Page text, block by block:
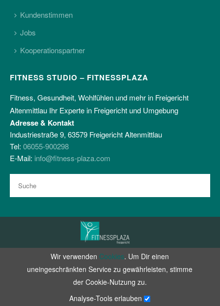
Kundenstimmen
Jobs
Kooperationspartner
FITNESS STUDIO – FITNESSPLAZA
Fitness, Gesundheit, Wohlfühlen und mehr in Freigericht
Altenmittlau Ihr Experte in Freigericht und Umgebung
Adresse & Kontakt
Industriestraße 9, 63579 Freigericht Altenmittlau
Tel: 06055-900298
E-Mail: info@fitness-plaza.com
Zertifiziert durch RehaVitalisPlus e.V.
facebook
instagram
Impressum
Wir verwenden Cookies. Um Dir einen
uneingeschränkten Service zu gewährleisten, stimme
der Cookie-Nutzung zu.
Analyse-Tools erlauben